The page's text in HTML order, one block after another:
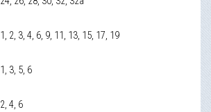
1, 2, 3, 4, 6, 9, 11, 13, 15, 17, 19
1, 3, 5, 6
2, 4, 6